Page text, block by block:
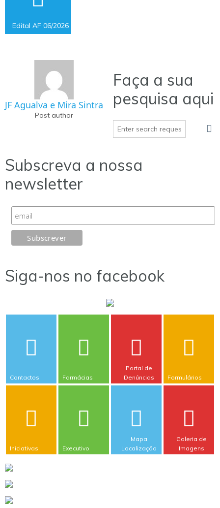
Edital AF 06/2026
JF Agualva e Mira Sintra
Post author
Faça a sua
pesquisa aqui
Subscreva a nossa
newsletter
Siga-nos no facebook
Contactos Farmácias
Portal de
Denúncias
Formulários
Iniciativas Executivo
Mapa
Localização
Galeria de
Imagens